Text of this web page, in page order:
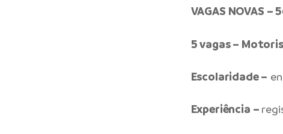
VAGAS NOVAS –
5 vagas –
Escolaridade –
Experiência –